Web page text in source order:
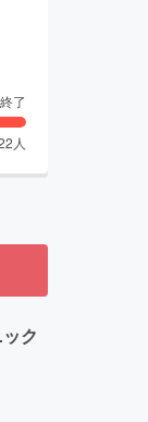
終了
人
ク